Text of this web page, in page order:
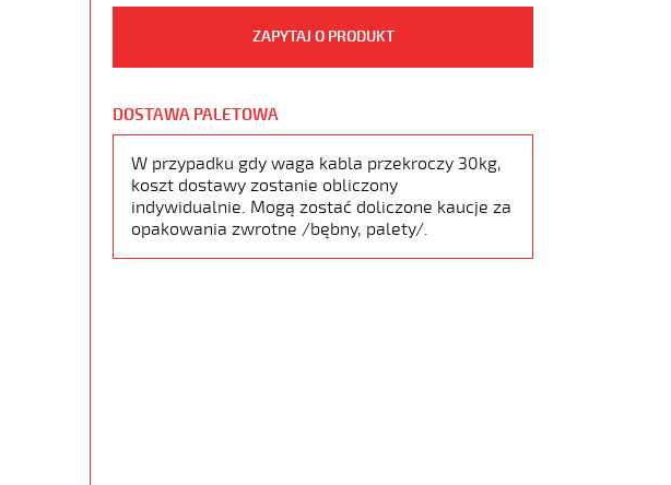
ZAPYTAJ O PRODUKT
DOSTAWA PALETOWA
W przypadku gdy waga kabla przekroczy 30kg,
koszt dostawy zostanie obliczony
indywidualnie. Mogą zostać doliczone kaucje za
opakowania zwrotne /bębny, palety/.